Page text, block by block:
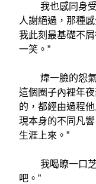
我也感同身受
人謝絕過，那種
我此刻最基礎不
一笑。”
煒一臉的怨氣
這個圈子內裡年
的，都經由過程
現本身的不同凡
生涯上來。”
我喝瞭一口芝
吧。”